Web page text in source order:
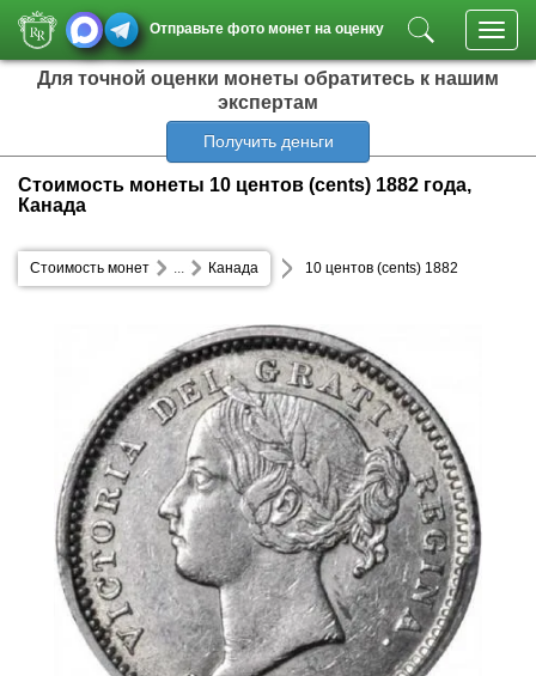
Отправьте фото монет на оценку
Для точной оценки монеты обратитесь к нашим
экспертам
Получить деньги
Стоимость монеты 10 центов (cents) 1882 года,
Канада
Стоимость монет Канада
... 10 центов (cents) 1882